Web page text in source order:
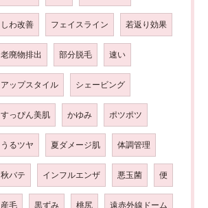
しわ改善 フェイスライン 若返り効果
老廃物排出 部分脱毛 速い
アップスタイル シェービング
すっぴん美肌 かゆみ ポツポツ
うるツヤ 夏ダメージ肌 体調管理
秋バテ インフルエンザ 悪玉菌 便
産毛 黒ずみ 桃尻 遠赤外線ドーム